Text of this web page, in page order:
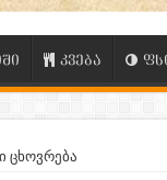
კვება
ცხოვრება